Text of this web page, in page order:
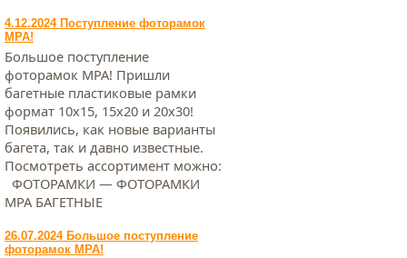
4.12.2024 Поступление фоторамок
МРА!
Большое поступление
фоторамок МРА! Пришли
багетные пластиковые рамки
формат 10х15, 15х20 и 20х30!
Появились, как новые варианты
багета, так и давно известные.
Посмотреть ассортимент можно:
ФОТОРАМКИ — ФОТОРАМКИ
МРА БАГЕТНЫЕ
26.07.2024 Большое поступление
фоторамок МРА!